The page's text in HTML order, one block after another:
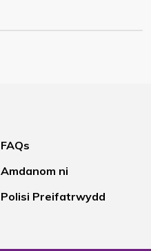
FAQs
Amdanom ni
Polisi Preifatrwydd